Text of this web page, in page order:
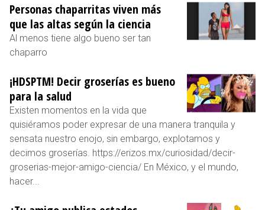
Personas chaparritas viven más
que las altas según la ciencia
Al menos tiene algo bueno ser tan
chaparro
¡HDSPTM! Decir groserías es bueno
para la salud
Existen momentos en la vida que
quisiéramos poder expresar de una manera tranquila y
sensata nuestro enojo, sin embargo, explotamos y
decimos groserías. https://erizos.mx/curiosidad/decir-
groserias-mejor-amigo-ciencia/ En México, y el mundo,
hacer...